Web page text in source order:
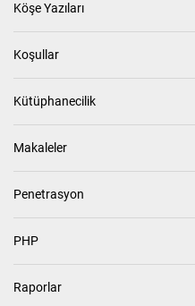
Köşe Yazıları
Koşullar
Kütüphanecilik
Makaleler
Penetrasyon
PHP
Raporlar